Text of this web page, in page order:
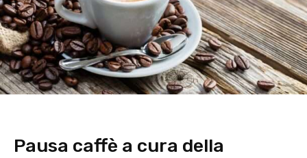
Pausa caffè a cura della